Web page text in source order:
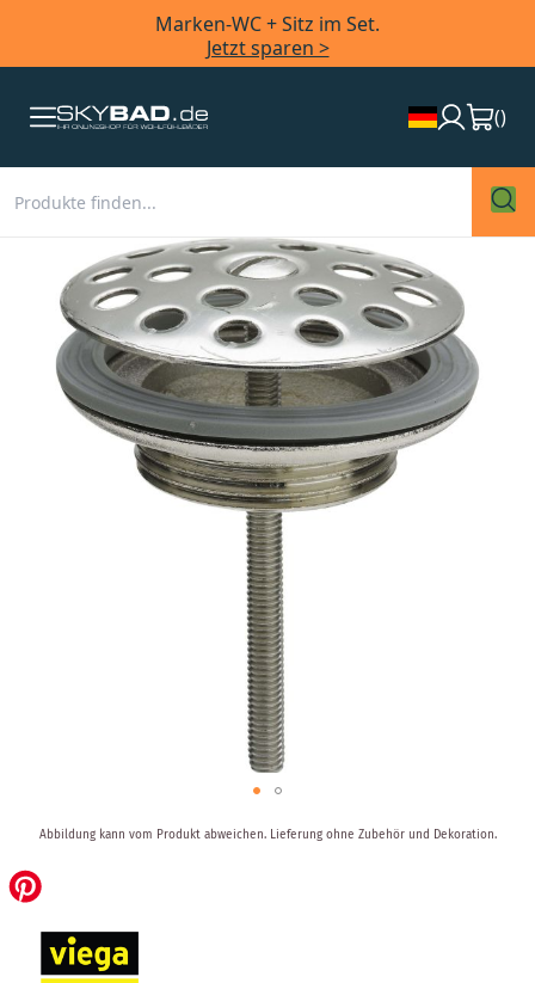
Marken-WC + Sitz im Set.
Jetzt sparen >
()
Bildergalerie
springen
Anfang
der
Bildergalerie
Abbildung kann vom Produkt abweichen. Lieferung ohne Zubehör und Dekoration.